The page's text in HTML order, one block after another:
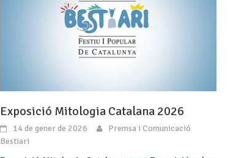
Exposició Mitologia Catalana 2026
14 de gener de 2026
Premsa i Comunicació
Bestiari